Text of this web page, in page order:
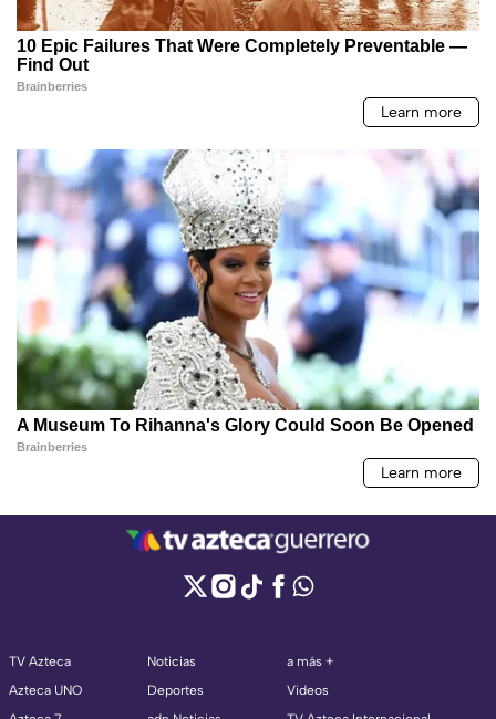
TV Azteca
Azteca UNO
Noticias
Deportes
a más +
Videos